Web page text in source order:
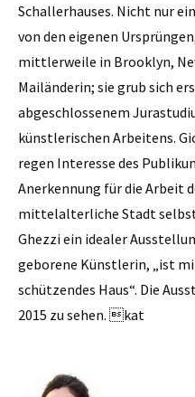
Schallerhauses. Nicht nur
von den eigenen
mittlerweile in Brooklyn,
Mailänderin; sie grub sich
abgeschlossenem
künstlerischen Arbeitens.
regen Interesse des
Anerkennung für die Arbeit
mittelalterliche Stadt
Ghezzi ein idealer
geborene Künstlerin, „ist
schützendes Haus“. Die
2015 zu sehen. kat